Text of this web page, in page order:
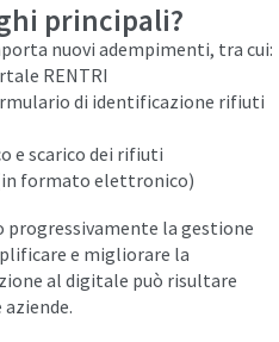
principali?
nuovi adempimenti, tra cui:
RENTRI
di identificazione rifiuti
e scarico dei rifiuti
formato elettronico)
progressivamente la gestione
e migliorare la
al digitale può risultare